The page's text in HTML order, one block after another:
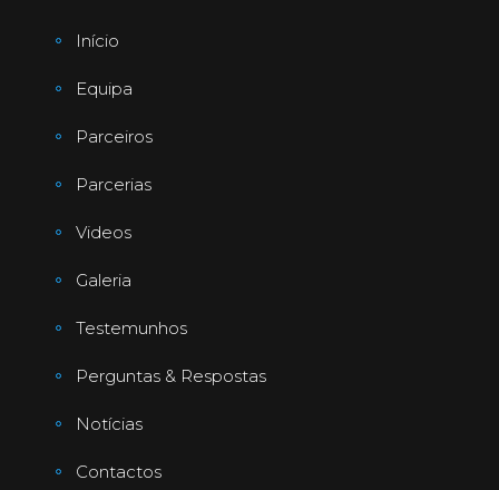
Início
Equipa
Parceiros
Parcerias
Videos
Galeria
Testemunhos
Perguntas & Respostas
Notícias
Contactos